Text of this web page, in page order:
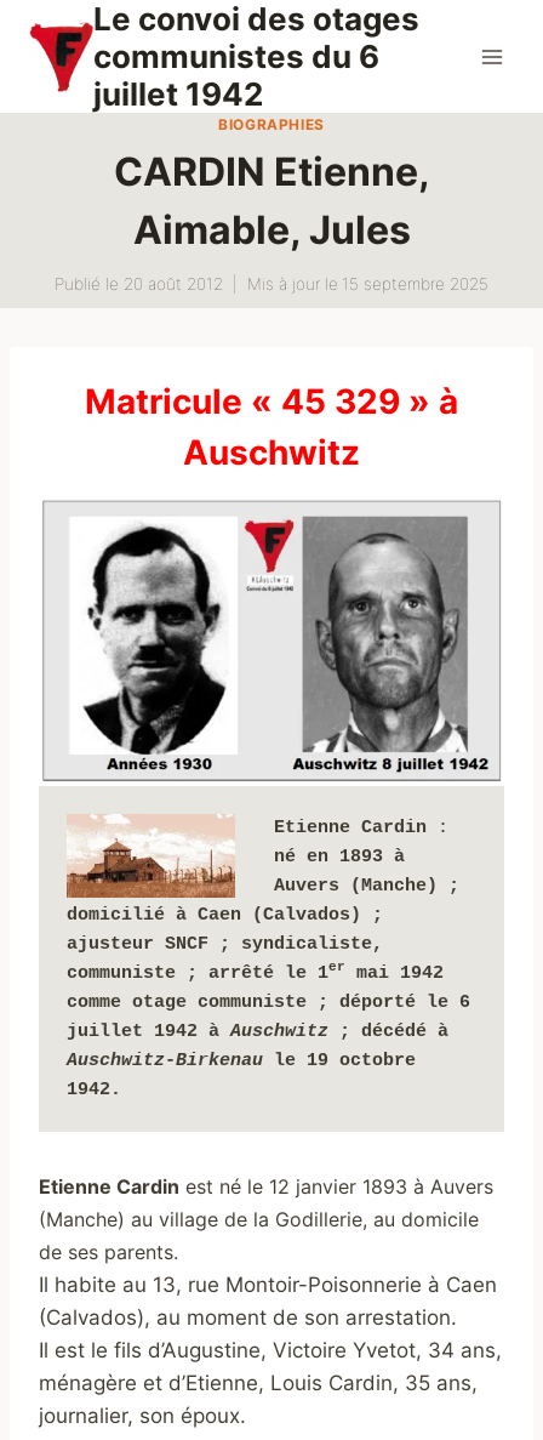
contenu
Le convoi des otages
communistes du 6
juillet 1942
BIOGRAPHIES
CARDIN Etienne,
Aimable, Jules
Publié le 20 août 2012 Mis à jour le 15 septembre 2025
Matricule « 45 329 » à
Auschwitz
Etienne Cardin
né en 1893 à
Auvers (Manche) ;
domicilié à Caen (Calvados) ;
ajusteur SNCF ; syndicaliste,
communiste ;
arrêté le 1er
mai 1942
comme otage communiste ; déporté le 6
juillet 1942 à Auschwitz
; décédé à
Auschwitz-Birkenau le 19 octobre
1942.
Etienne Cardin est né le 12 janvier 1893 à Auvers
(Manche) au village de la Godillerie, au domicile
de ses parents.
Il habite au 13, rue Montoir-Poisonnerie à Caen
(Calvados), au moment de son arrestation.
Il est le fils d’Augustine, Victoire Yvetot, 34 ans,
ménagère et d’Etienne, Louis Cardin, 35 ans,
journalier, son époux.